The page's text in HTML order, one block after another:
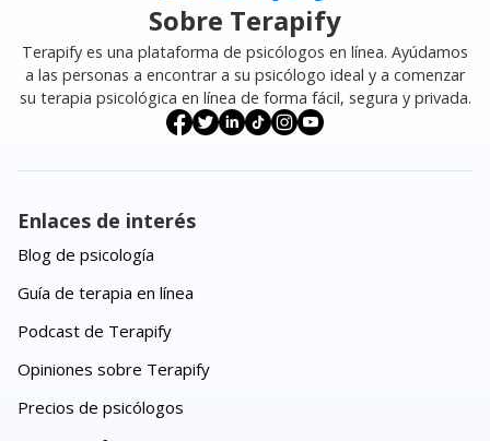
Sobre Terapify
Terapify es una plataforma de psicólogos en línea. Ayúdamos
a las personas a encontrar a su psicólogo ideal y a comenzar
su terapia psicológica en línea de forma fácil, segura y privada.
Enlaces de interés
Blog de psicología
Guía de terapia en línea
Podcast de Terapify
Opiniones sobre Terapify
Precios de psicólogos